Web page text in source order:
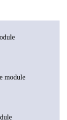
module